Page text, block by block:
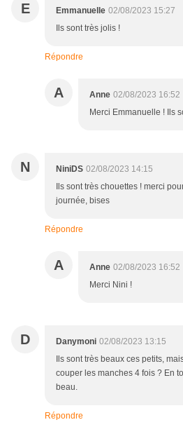
E Emmanuelle 02/08/2023 15:27
Ils sont très jolis !
Répondre
A Anne 02/08/2023 16:52
Merci Emmanuelle ! Ils
N NiniDS 02/08/2023 14:15
Ils sont très chouettes ! merci
journée, bises
Répondre
A Anne 02/08/2023 16:52
Merci Nini !
D Danymoni 02/08/2023 13:15
Ils sont très beaux ces petits,
couper les manches 4 fois ? En
beau.
Répondre